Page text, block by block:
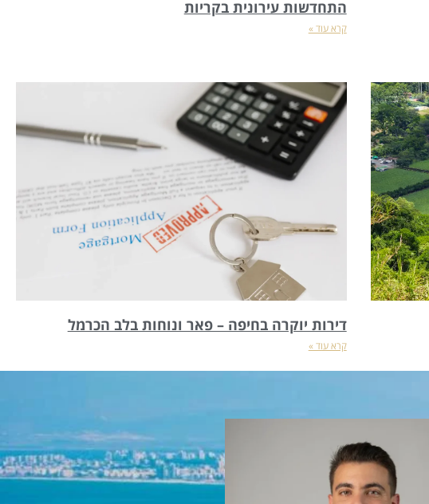
התחדשות עירונית בקריות
קרא עוד »
דירות יוקרה בחיפה – פאר ונוחות בלב הכרמל
קרא עוד »